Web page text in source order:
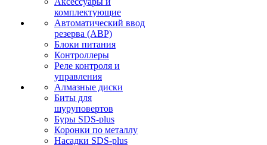
комплектующие
Автоматический ввод
резерва (АВР)
Блоки питания
Контроллеры
Реле контроля и
управления
Алмазные диски
Биты для
шуруповертов
Буры SDS-plus
Коронки по металлу
Насадки SDS-plus